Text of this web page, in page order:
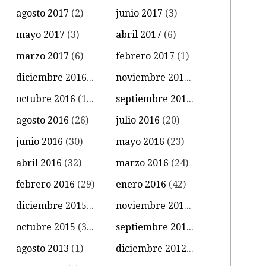
agosto 2017 (2) junio 2017 (3)
mayo 2017 (3) abril 2017 (6)
marzo 2017 (6) febrero 2017 (1)
diciembre 2016
(4) noviembre 2016(11)
octubre 2016 (14) septiembre 2016(18)
agosto 2016 (26) julio 2016 (20)
junio 2016 (30) mayo 2016 (23)
abril 2016 (32) marzo 2016 (24)
febrero 2016 (29) enero 2016 (42)
diciembre 2015
(39) noviembre 2015(18)
octubre 2015 (34) septiembre 2015(15)
agosto 2013 (1) diciembre 2012
(1)